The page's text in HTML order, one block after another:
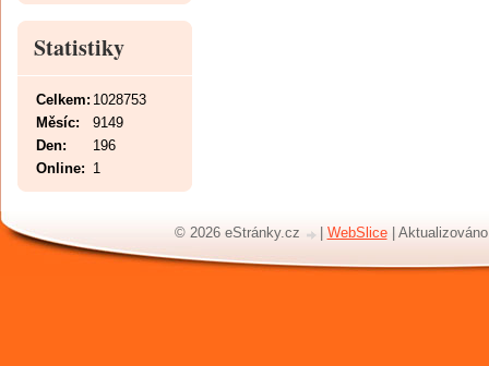
Statistiky
Online: 1
Celkem: 1028753
Měsíc:
9149
Den:
196
© 2026 eStránky.cz WebSlice